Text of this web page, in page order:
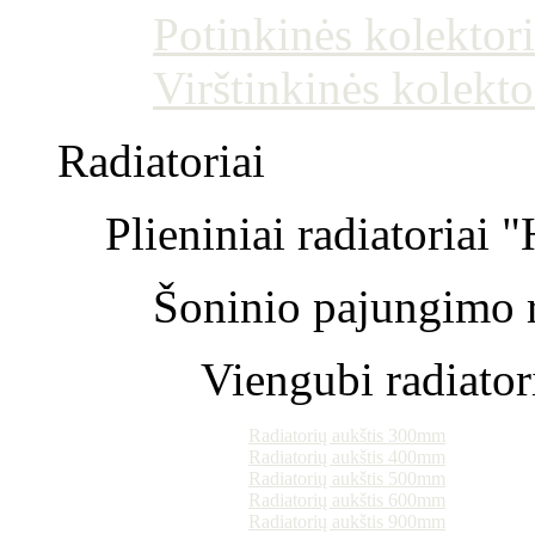
Potinkinės
Virštinkinės
Radiatoriai
Plieniniai radiatoriai
Šoninio pajungimo
Viengubi
Radiatorių aukštis 300mm
Radiatorių aukštis 400mm
Radiatorių aukštis 500mm
Radiatorių aukštis 600mm
Radiatorių aukštis 900mm